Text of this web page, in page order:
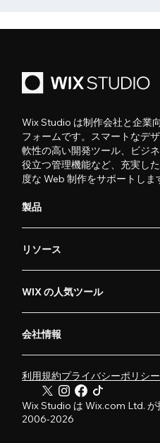
Wix Studio は制作会社と企業
フォームです。スマートなデ
軟性の高い開発ツール、ビジ
役立つ管理機能など、充実し
度な Web 制作をサポートしま
製品
リソース
WIX の人気ツール
会社情報
利用規約プライバシーポリシー
Wix Studio は Wix.com Ltd.
2006-2026